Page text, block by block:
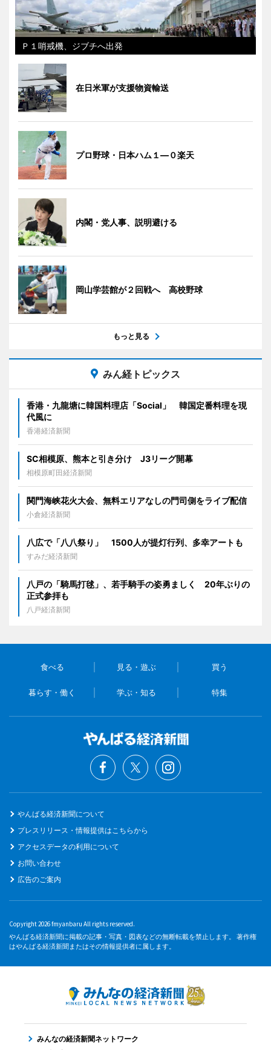
Ｐ１哨戒機、ジブチへ出発
在日米軍が支援物資輸送
プロ野球・日本ハム１―０楽天
内閣・党人事、説明避ける
岡山学芸館が２回戦へ 高校野球
もっと見る
みん経トピックス
香港・九龍塘に韓国料理店「Social」 韓国定番料理を現
代風に
香港経済新聞
SC相模原、熊本と引き分け J3リーグ開幕
相模原町田経済新聞
関門海峡花火大会、無料エリアなしの門司側をライブ配信
小倉経済新聞
八広で「八八祭り」 1500人が提灯行列、多幸アートも
すみだ経済新聞
八戸の「騎馬打毬」、若手騎手の姿勇ましく 20年ぶりの
正式参拝も
八戸経済新聞
食べる 見る・遊ぶ 買う
暮らす・働く 学ぶ・知る 特集
やんばる経済新聞について
プレスリリース・情報提供はこちらから
アクセスデータの利用について
お問い合わせ
広告のご案内
Copyright 2026 fmyanbaru All rights reserved.
やんばる経済新聞に掲載の記事・写真・図表などの無断転載を禁止します。 著作権
はやんばる経済新聞またはその情報提供者に属します。
みんなの経済新聞ネットワーク